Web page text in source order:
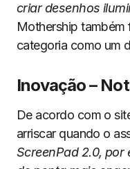
criar desenhos
Mothership também
categoria como um
Inovação –
De acordo com o
arriscar quando o
ScreenPad 2.0, por